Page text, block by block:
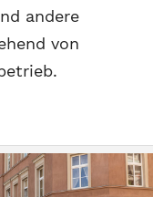
andere
von